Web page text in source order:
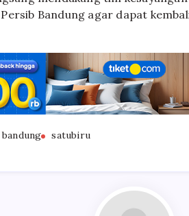
Bandung agar dapat
satubiru